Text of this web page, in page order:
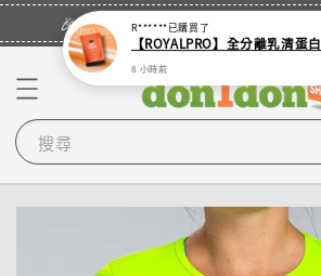
🎉登入會員・領取您的專屬折扣券！
搜尋
R******已購買了
8 小時前